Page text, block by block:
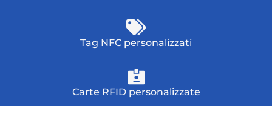
Tag NFC personalizzati
Carte RFID personalizzate